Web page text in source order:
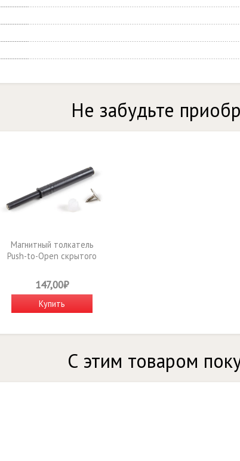
Не забудьте
Магнитный толкатель
Push-to-Open скрытого
147,00₽
Купить
С этим товаром